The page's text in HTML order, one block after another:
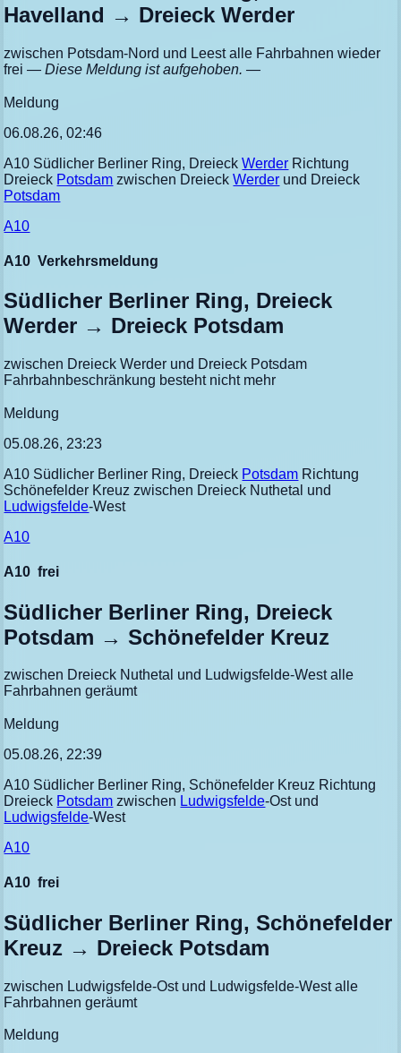
Havelland → Dreieck Werder
zwischen Potsdam-Nord und Leest alle Fahrbahnen wieder
frei— Diese Meldung ist aufgehoben. —
Meldung
06.08.26, 02:46
A10 Südlicher Berliner Ring, DreieckWerder Richtung
Dreieck Potsdam zwischen DreieckWerder und Dreieck
Potsdam
A10
A10 Verkehrsmeldung
Südlicher Berliner Ring, Dreieck
Werder → Dreieck Potsdam
zwischen Dreieck Werder und Dreieck Potsdam
Fahrbahnbeschränkung besteht nicht mehr
Meldung
05.08.26, 23:23
A10 Südlicher Berliner Ring, Dreieck Potsdam Richtung
Schönefelder Kreuz zwischen Dreieck Nuthetal und
Ludwigsfelde-West
A10
A10 frei
Südlicher Berliner Ring, Dreieck
Potsdam → Schönefelder Kreuz
zwischen Dreieck Nuthetal und Ludwigsfelde-West alle
Fahrbahnen geräumt
Meldung
05.08.26, 22:39
A10 Südlicher Berliner Ring, Schönefelder Kreuz Richtung
Dreieck Potsdam zwischen Ludwigsfelde-Ost und
Ludwigsfelde-West
A10
A10 frei
Südlicher Berliner Ring, Schönefelder
Kreuz → Dreieck Potsdam
zwischen Ludwigsfelde-Ost und Ludwigsfelde-West alle
Fahrbahnen geräumt
Meldung